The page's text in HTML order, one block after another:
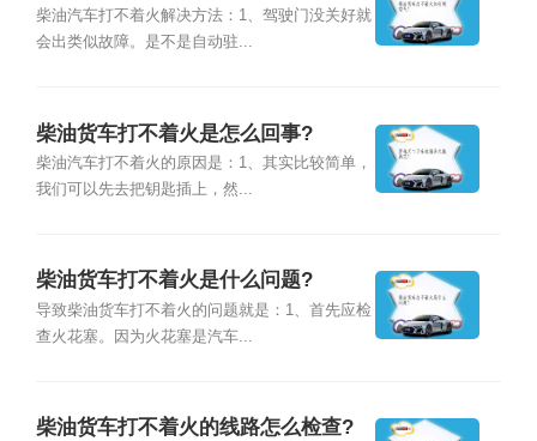
柴油汽车打不着火解决方法：1、驾驶门没关好就
会出类似故障。是不是自动驻...
柴油货车打不着火是怎么回事?
柴油汽车打不着火的原因是：1、其实比较简单，
我们可以先去把钥匙插上，然...
柴油货车打不着火是什么问题?
导致柴油货车打不着火的问题就是：1、首先应检
查火花塞。因为火花塞是汽车...
柴油货车打不着火的线路怎么检查?